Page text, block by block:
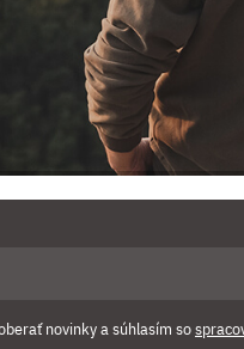
novinky a súhlasím so